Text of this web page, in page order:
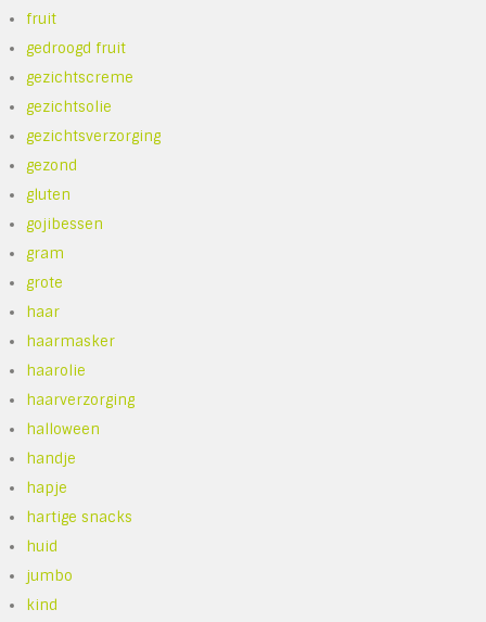
fruit
gedroogd fruit
gezichtscreme
gezichtsolie
gezichtsverzorging
gezond
gluten
gojibessen
gram
grote
haar
haarmasker
haarolie
haarverzorging
halloween
handje
hapje
hartige snacks
huid
jumbo
kind